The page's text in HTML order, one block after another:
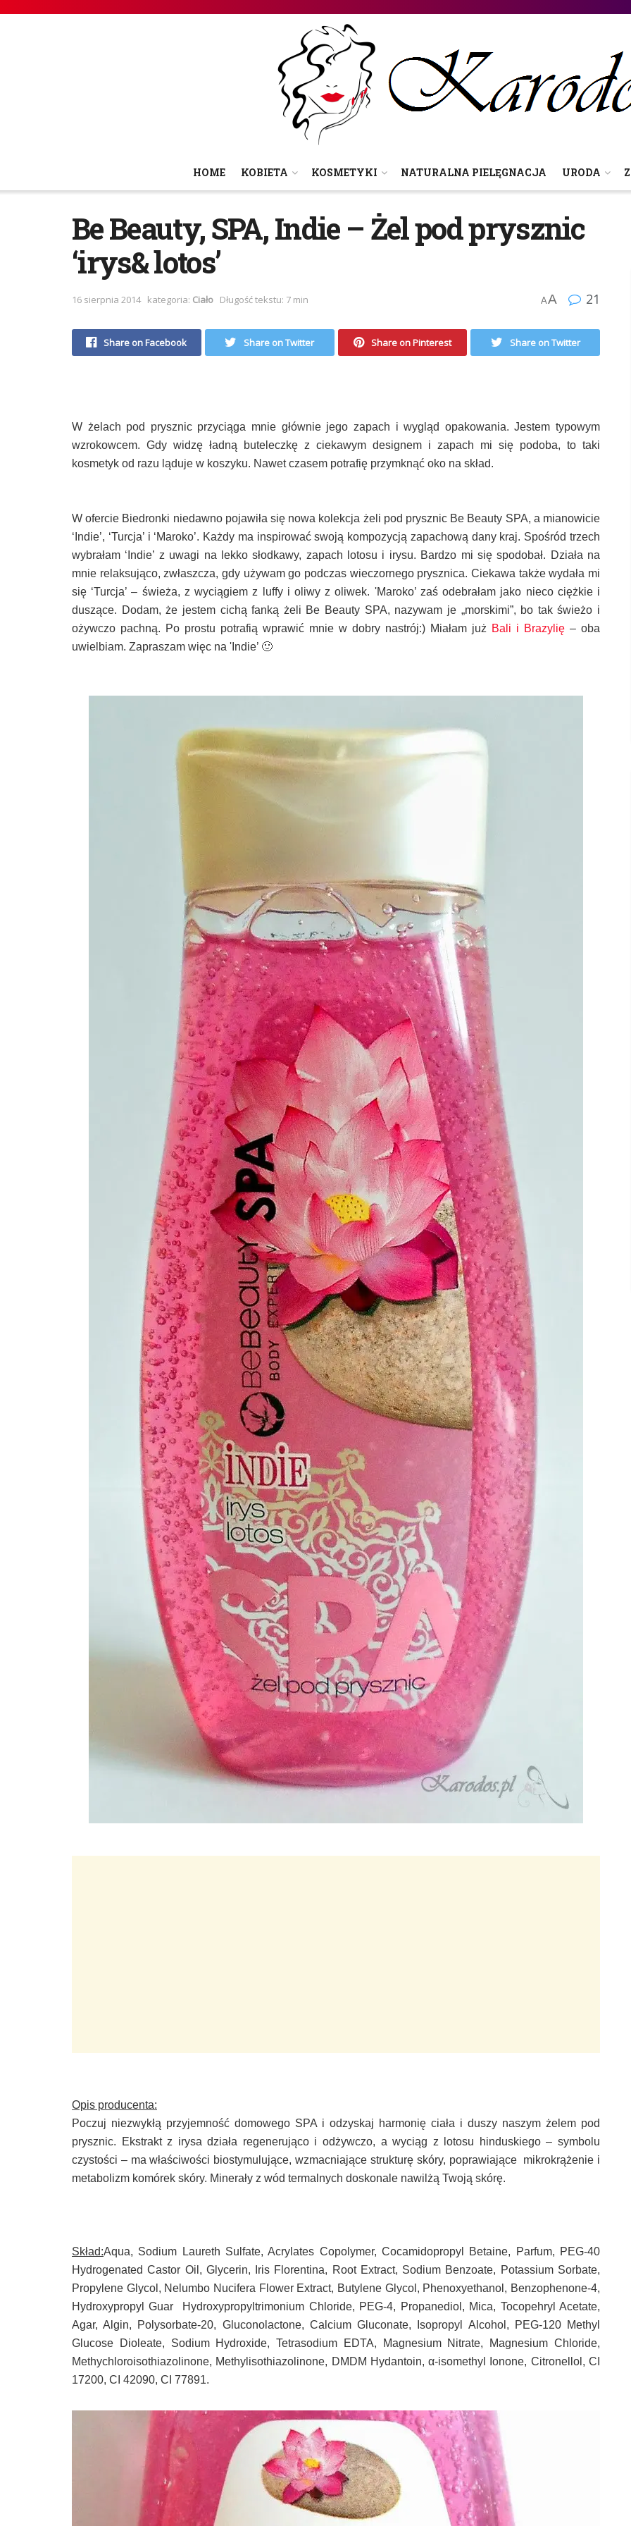
HOME KOBIETA KOSMETYKI NATURALNA PIELĘGNACJA URODA
Be Beauty, SPA, Indie – Żel pod prysznic
‘irys& lotos’
16 sierpnia 2014 kategoria: Ciało Długość tekstu: 7 min AA 21
Share on Facebook Share on Twitter Share on Pinterest Share on Twitter
W żelach pod prysznic przyciąga mnie głównie jego zapach i wygląd opakowania. Jestem typowym
wzrokowcem. Gdy widzę ładną buteleczkę z ciekawym designem i zapach mi się podoba, to taki
kosmetyk od razu ląduje w koszyku. Nawet czasem potrafię przymknąć oko na skład.
W ofercie Biedronki niedawno pojawiła się nowa kolekcja żeli pod prysznic Be Beauty SPA, a mianowicie
‘Indie’, ‘Turcja’ i ‘Maroko’. Każdy ma inspirować swoją kompozycją zapachową dany kraj. Spośród trzech
wybrałam ‘Indie’ z uwagi na lekko słodkawy, zapach lotosu i irysu. Bardzo mi się spodobał. Działa na
mnie relaksująco, zwłaszcza, gdy używam go podczas wieczornego prysznica. Ciekawa także wydała mi
się ‘Turcja’ – świeża, z wyciągiem z luffy i oliwy z oliwek. 'Maroko’ zaś odebrałam jako nieco ciężkie i
duszące. Dodam, że jestem cichą fanką żeli Be Beauty SPA, nazywam je „morskimi”, bo tak świeżo i
ożywczo pachną. Po prostu potrafią wprawić mnie w dobry nastrój:) Miałam już Bali i Brazylię – oba
uwielbiam. Zapraszam więc na 'Indie’ 🙂
Opis producenta:
Poczuj niezwykłą przyjemność domowego SPA i odzyskaj harmonię ciała i duszy naszym żelem pod
prysznic. Ekstrakt z irysa działa regenerująco i odżywczo, a wyciąg z lotosu hinduskiego – symbolu
czystości – ma właściwości biostymulujące, wzmacniające strukturę skóry, poprawiające
mikrokrążenie i
metabolizm komórek skóry. Minerały z wód termalnych doskonale nawilżą Twoją skórę.
Skład:Aqua, Sodium Laureth Sulfate, Acrylates Copolymer, Cocamidopropyl Betaine, Parfum, PEG-40
Hydrogenated Castor Oil, Glycerin, Iris Florentina, Root Extract, Sodium Benzoate, Potassium Sorbate,
Propylene Glycol, Nelumbo Nucifera Flower Extract, Butylene Glycol, Phenoxyethanol, Benzophenone-4,
Hydroxypropyl Guar
Hydroxypropyltrimonium Chloride, PEG-4, Propanediol, Mica, Tocopehryl Acetate,
Agar, Algin, Polysorbate-20, Gluconolactone, Calcium Gluconate, Isopropyl Alcohol, PEG-120 Methyl
Glucose Dioleate, Sodium Hydroxide, Tetrasodium EDTA, Magnesium Nitrate, Magnesium Chloride,
Methychloroisothiazolinone, Methylisothiazolinone, DMDM Hydantoin, α-isomethyl Ionone, Citronellol, CI
17200, CI 42090, CI 77891.